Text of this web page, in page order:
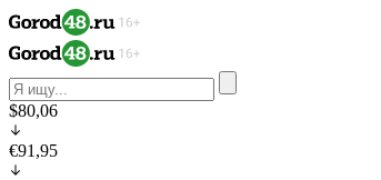
$80,06
€91,95